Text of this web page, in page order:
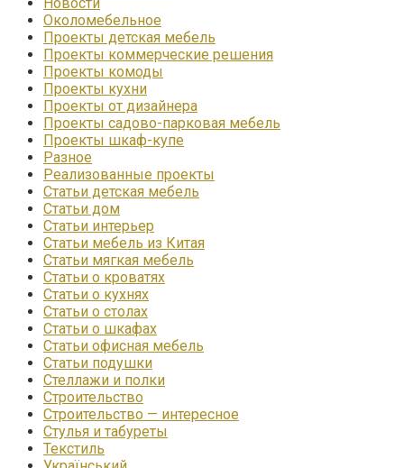
Околомебельное
Проекты детская мебель
Проекты коммерческие решения
Проекты комоды
Проекты кухни
Проекты от дизайнера
Проекты садово-парковая мебель
Проекты шкаф-купе
Разное
Реализованные проекты
Статьи детская мебель
Статьи дом
Статьи интерьер
Статьи мебель из Китая
Статьи мягкая мебель
Статьи о кроватях
Статьи о кухнях
Статьи о столах
Статьи о шкафах
Статьи офисная мебель
Статьи подушки
Стеллажи и полки
Строительство
Строительство — интересное
Стулья и табуреты
Текстиль